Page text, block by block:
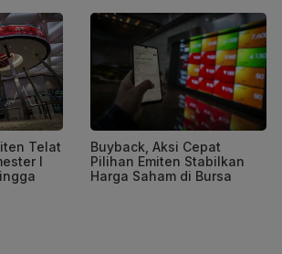
Telat
I
Buyback, Aksi Cepat
Pilihan Emiten Stabilkan
Harga Saham di Bursa